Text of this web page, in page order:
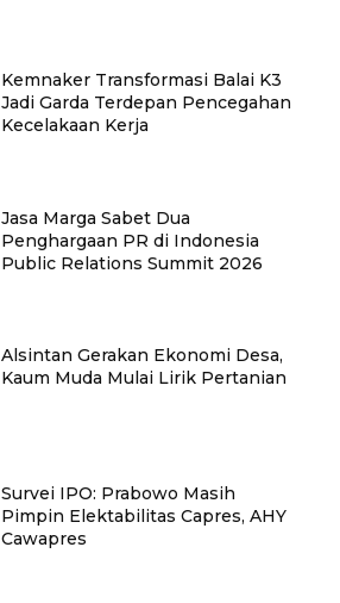
Kemnaker Transformasi Balai K3
Jadi Garda Terdepan Pencegahan
Kecelakaan Kerja
Jasa Marga Sabet Dua
Penghargaan PR di Indonesia
Public Relations Summit 2026
Alsintan Gerakan Ekonomi Desa,
Kaum Muda Mulai Lirik Pertanian
Survei IPO: Prabowo Masih
Pimpin Elektabilitas Capres, AHY
Cawapres